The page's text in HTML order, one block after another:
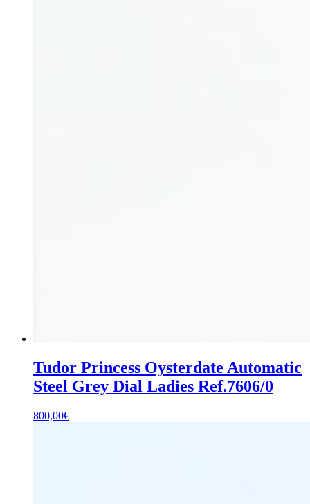
Tudor Princess Oysterdate Automatic
Steel Grey Dial Ladies Ref.7606/0
800,00€